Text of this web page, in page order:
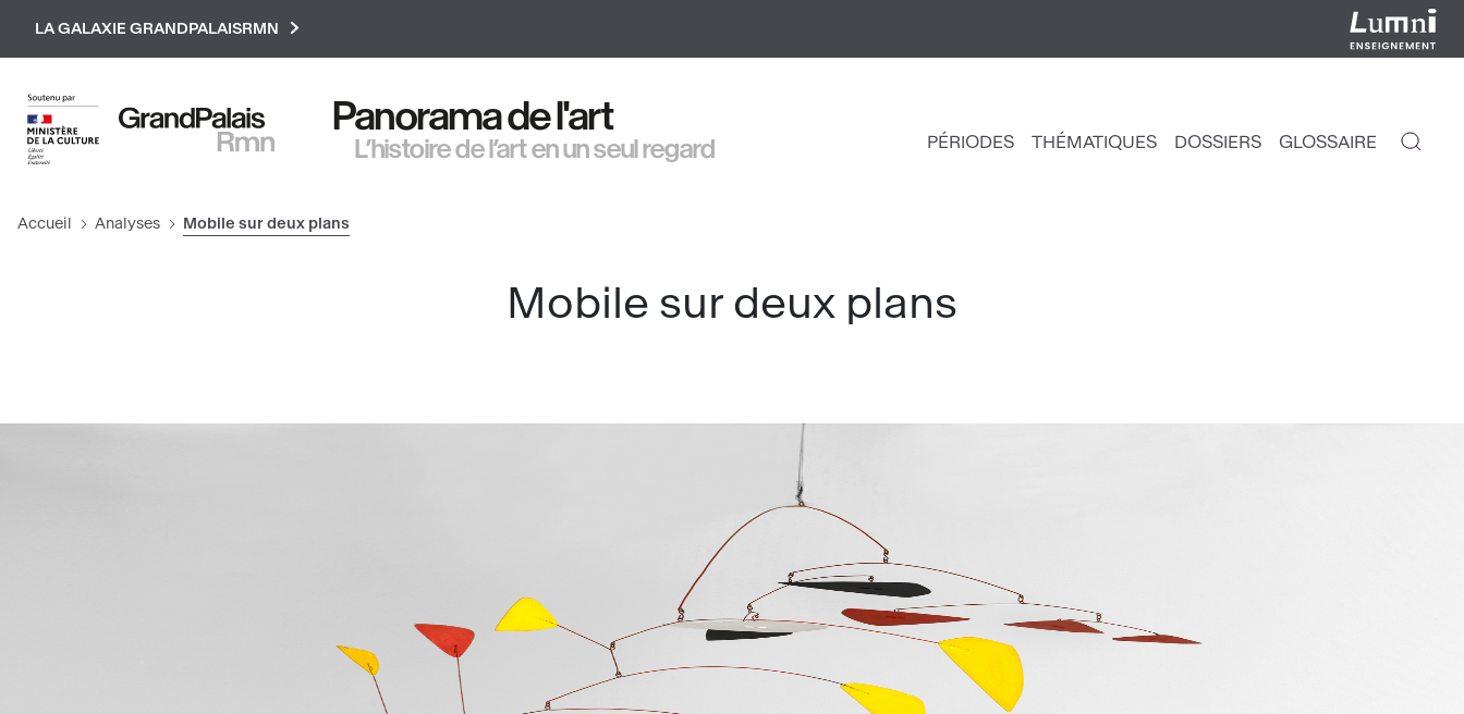
LA GALAXIE GRANDPALAISRMN
Panorama de l'art
L’histoire de l’art en un seul regard
NAVIGATION
PÉRIODES THÉMATIQUES DOSSIERS GLOSSAIRE
Accueil Analyses Mobile sur deux plans
Mobile sur deux plans